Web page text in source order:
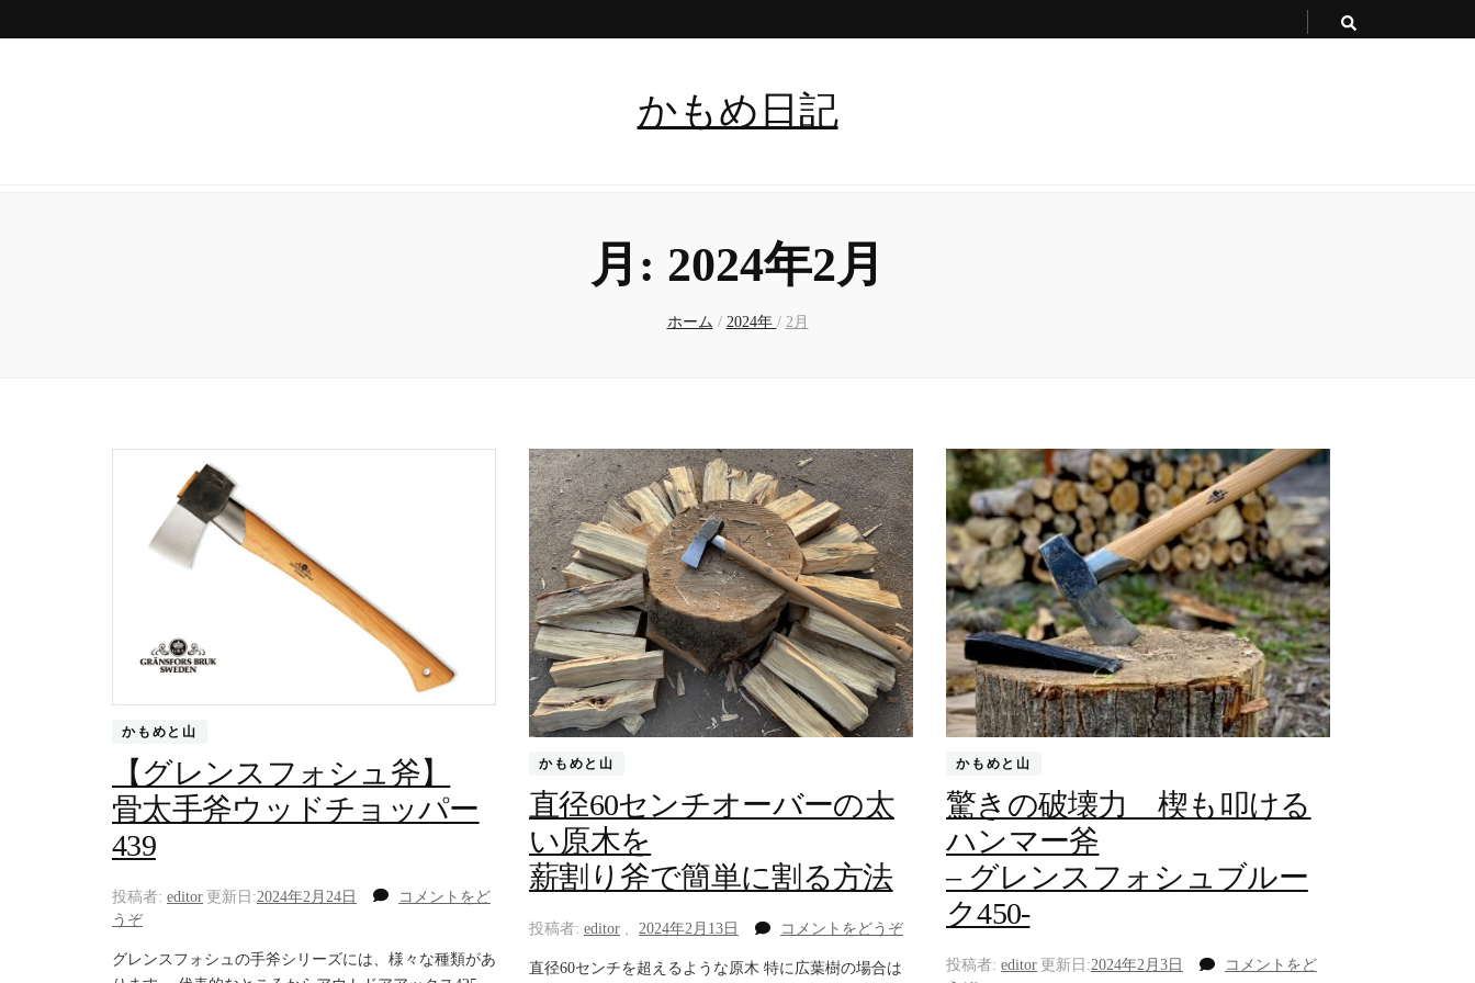
かもめ日記
月: 2024年2月
ホーム / 2024年 / 2月
かもめと山
【グレンスフォシュ斧】
骨太手斧ウッドチョッパー
439
投稿者: editor 更新日:2024年2月24日
コメントをど
うぞ(【グ
ン
グレンスフォシュの手斧シリーズには、様々な種類があ
かもめと山
直径60センチオーバーの太
い原木を
薪割り斧で簡単に割る方法
投稿者: editor 2024年2月13日 コメントをどうぞ(直
直径60センチを超えるような原木 特に広葉樹の場合は
かもめと山
驚きの破壊力 楔も叩ける
ハンマー斧
– グレンスフォシュブルー
ク450-
投稿者: editor 更新日:2024年2月3日
コメントをど